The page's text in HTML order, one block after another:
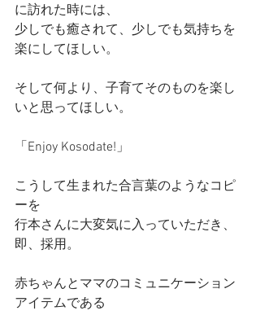
に訪れた時には、
少しでも癒されて、少しでも気持ちを
楽にしてほしい。
そして何より、子育てそのものを楽し
いと思ってほしい。
「Enjoy Kosodate!」
こうして生まれた合言葉のようなコピ
ーを
行本さんに大変気に入っていただき、
即、採用。
赤ちゃんとママのコミュニケーション
アイテムである